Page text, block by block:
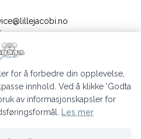
Facebook
Instagram
for å forbedre din opplevelse,
innhold. Ved å klikke 'Godta
av informasjonskapsler for
Les mer